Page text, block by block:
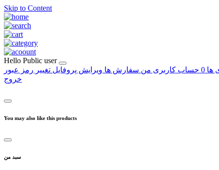
Skip to Content
Hello Public user
ها 0 حساب کاربری من سفارش ها ویرایش پروفایل تغییر رمز عبور
خروج
You may also like this products
سبد من